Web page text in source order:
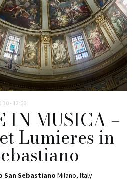
IN MUSICA –
Lumieres in
- 12:00
San Sebastiano Milano, Italy